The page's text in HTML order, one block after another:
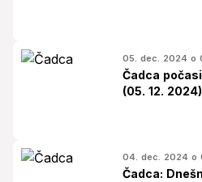
05. dec. 2024 o
Čadca
(05. 12. 2024)
04. dec. 2024 o
Čadca: